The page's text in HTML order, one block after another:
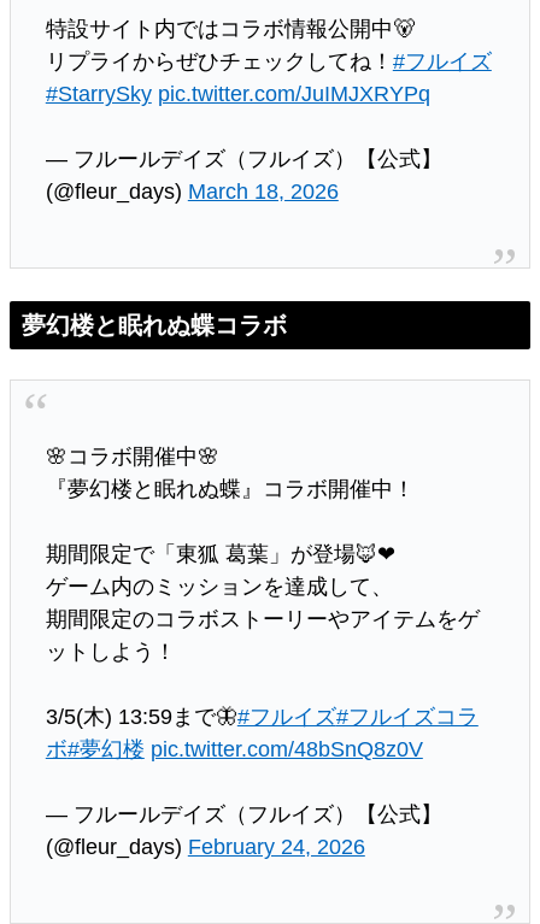
特設サイト内ではコラボ情報公開中🐻
リプライからぜひチェックしてね！ #フルイズ
#StarrySky pic.twitter.com/JuIMJXRYPq
— フルールデイズ（フルイズ）【公式】
(@fleur_days) March 18, 2026
夢幻楼と眠れぬ蝶コラボ
🌸コラボ開催中🌸
『夢幻楼と眠れぬ蝶』コラボ開催中！
期間限定で「東狐 葛葉」が登場🦊❤
ゲーム内のミッションを達成して、
期間限定のコラボストーリーやアイテムをゲ
ットしよう！
3/5(木) 13:59まで🦋#フルイズ#フルイズコラ
ボ#夢幻楼 pic.twitter.com/48bSnQ8z0V
— フルールデイズ（フルイズ）【公式】
(@fleur_days) February 24, 2026